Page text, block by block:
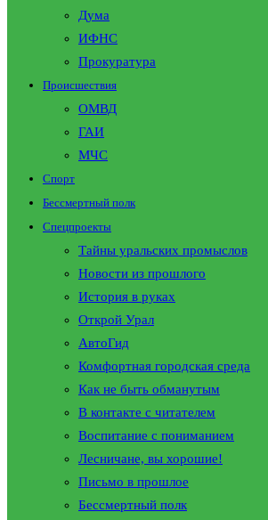
Дума
ИФНС
Прокуратура
Происшествия
ОМВД
ГАИ
МЧС
Спорт
Бессмертный полк
Спецпроекты
Тайны уральских промыслов
Новости из прошлого
История в руках
Открой Урал
АвтоГид
Комфортная городская среда
Как не быть обманутым
В контакте с читателем
Воспитание с пониманием
Лесничане, вы хорошие!
Письмо в прошлое
Бессмертный полк